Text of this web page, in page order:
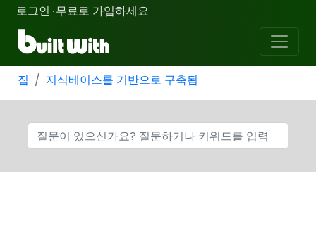
로그인 · 무료로 가입하세요
집 지식베이스를 기반으로 구축됨